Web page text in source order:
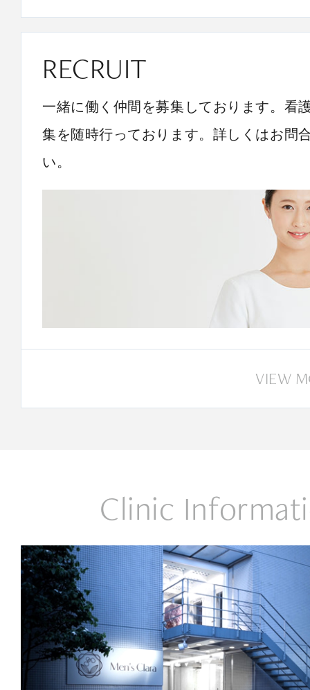
RECRUIT
一緒に働く仲間を募集しております。看
集を随時行っております。詳しくはお問
い。
VIEW
Clinic